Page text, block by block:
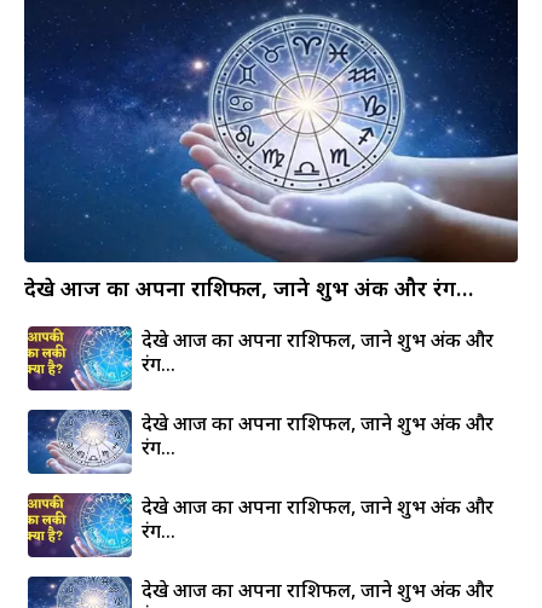
देखे आज का अपना राशिफल, जाने शुभ अंक और रंग…
देखे आज का अपना राशिफल, जाने शुभ अंक और
रंग…
देखे आज का अपना राशिफल, जाने शुभ अंक और
रंग…
देखे आज का अपना राशिफल, जाने शुभ अंक और
रंग…
देखे आज का अपना राशिफल, जाने शुभ अंक और